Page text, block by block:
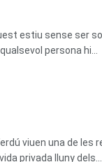
estiu sense ser
persona hi...
viuen una de
privada lluny dels...